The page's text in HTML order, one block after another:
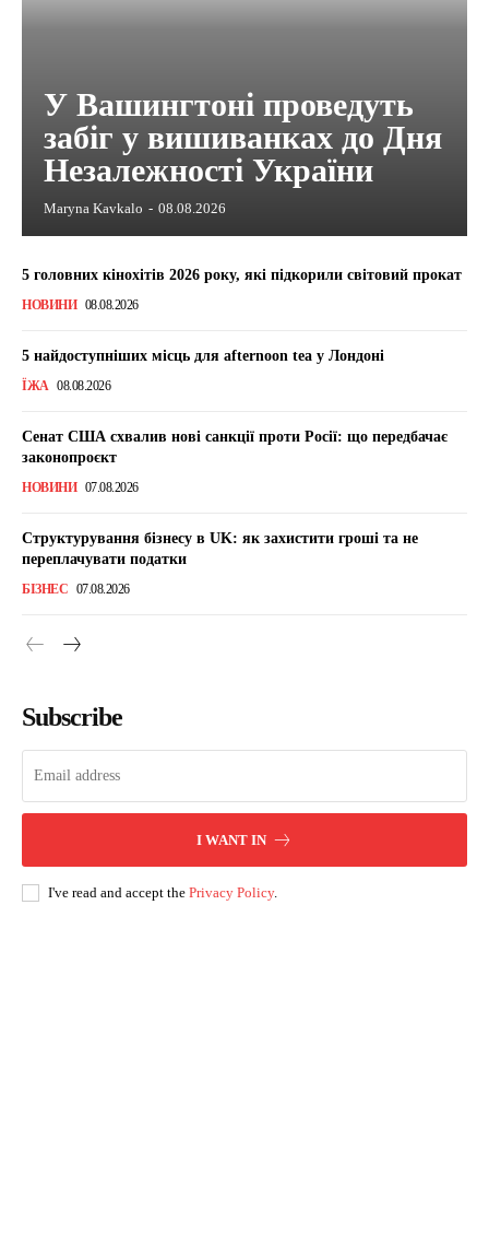
У Вашингтоні проведуть
забіг у вишиванках до Дня
Незалежності України
Maryna Kavkalo - 08.08.2026
5 головних кінохітів 2026 року, які підкорили світовий прокат
НОВИНИ 08.08.2026
5 найдоступніших місць для afternoon tea у Лондоні
ЇЖА 08.08.2026
Сенат США схвалив нові санкції проти Росії: що передбачає
законопроєкт
НОВИНИ 07.08.2026
Структурування бізнесу в UK: як захистити гроші та не
переплачувати податки
БІЗНЕС 07.08.2026
Subscribe
I WANT IN
I've read and accept the Privacy Policy.